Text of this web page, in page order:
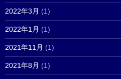
2022年3月 (1)
2022年1月 (1)
2021年11月 (1)
2021年8月 (1)